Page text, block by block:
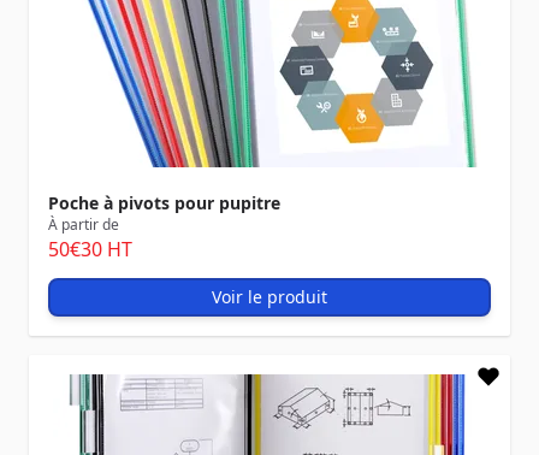
Poche à pivots pour pupitre
À partir de
50€30 HT
Voir le produit